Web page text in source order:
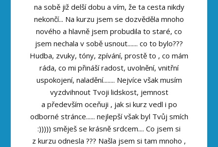
na sobě již delší dobu a vím, že ta cesta nikdy
nekončí... Na kurzu jsem se dozvěděla mnoho
nového a hlavně jsem probudila to staré, co
jsem nechala v sobě usnout....... co to bylo???
Hudba, zvuky, tóny, zpívání, prostě to , co mám
ráda, co mi přináší radost, uvolnění, vnitřní
uspokojení, naladění........ Nejvíce však musím
vyzdvihnout Tvoji lidskost, jemnost
a především oceňuji , jak si kurz vedl i po
odborné stránce...... nejlepší však byl Tvůj smích
:))))) směješ se krásně srdcem.... Co jsem si
z kurzu odnesla ??? Našla jsem si tam mnoho ,